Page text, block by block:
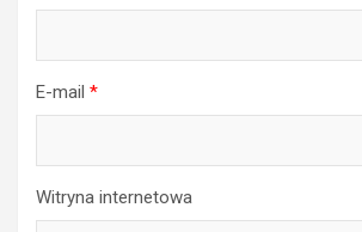
E-mail *
Witryna internetowa